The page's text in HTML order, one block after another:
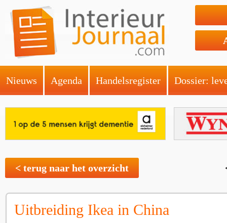
Nieuws Agenda Handelsregister Dossier:
< terug naar het overzicht
Uitbreiding Ikea in China